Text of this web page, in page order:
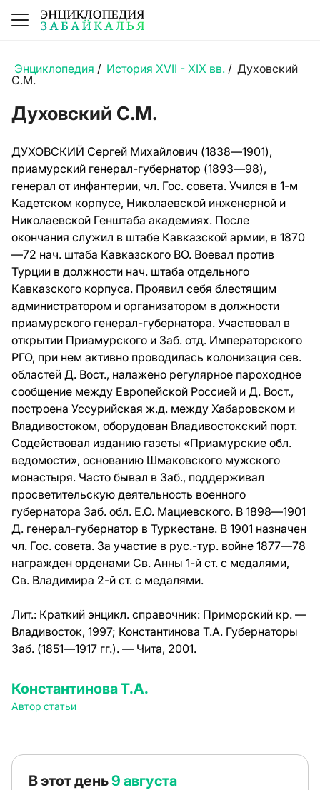
Энциклопедия / История XVII - XIX вв. / Духовский
С.М.
Духовский С.М.
ДУХОВСКИЙ Сергей Михайлович (1838—1901),
приамурский генерал-губернатор (1893—98),
генерал от инфантерии, чл. Гос. совета. Учился в 1-м
Кадетском корпусе, Николаевской инженерной и
Николаевской Генштаба академиях. После
окончания служил в штабе Кавказской армии, в 1870
—72 нач. штаба Кавказского ВО. Воевал против
Турции в должности нач. штаба отдельного
Кавказского корпуса. Проявил себя блестящим
администратором и организатором в должности
приамурского генерал-губернатора. Участвовал в
открытии Приамурского и Заб. отд. Императорского
РГО, при нем активно проводилась колонизация сев.
областей Д. Вост., налажено регулярное пароходное
сообщение между Европейской Россией и Д. Вост.,
построена Уссурийская ж.д. между Хабаровском и
Владивостоком, оборудован Владивостокский порт.
Содействовал изданию газеты «Приамурские обл.
ведомости», основанию Шмаковского мужского
монастыря. Часто бывал в Заб., поддерживал
просветительскую деятельность военного
губернатора Заб. обл. Е.О. Мациевского. В 1898—1901
Д. генерал-губернатор в Туркестане. В 1901 назначен
чл. Гос. совета. За участие в рус.-тур. войне 1877—78
награжден орденами Св. Анны 1-й ст. с медалями,
Св. Владимира 2-й ст. с медалями.
Лит.: Краткий энцикл. справочник: Приморский кр. —
Владивосток, 1997; Константинова Т.А. Губернаторы
Заб. (1851—1917 гг.). — Чита, 2001.
Константинова Т.А.
Автор статьи
В этот день9 августа